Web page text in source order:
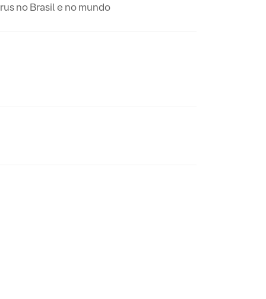
no Brasil e no mundo